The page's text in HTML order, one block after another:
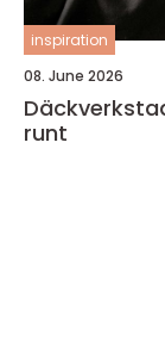
inspiration
08. June 2026
runt